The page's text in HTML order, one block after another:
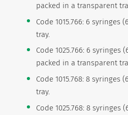
packed in a transparent
Code 1015.766: 6 syringes
tray.
Code 1025.766: 6 syringes
packed in a transparent
Code 1015.768: 8 syringes
tray.
Code 1025.768: 8 syringes